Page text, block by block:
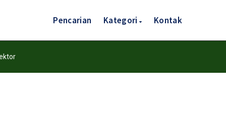
Pencarian Kategori Kontak